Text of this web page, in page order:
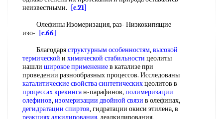
неизвестными.
[c.21]
Олефины Изомеризация, раз- Низкокипящие
изо-
[c.66]
Благодаряструктурным особенностям,высокой
термической и химической стабильности цеолиты
нашли широкое применениев катализе при
проведении разнообразных процессов. Исследованы
каталитические свойства синтетическихцеолитов в
процессах крекинган-парафинов,полимеризации
олефинов,изомеризации двойной связи в олефинах,
дегидратации спиртов, гидратации окиси этилена, в
реакциях алкилирования, деалкилирования,